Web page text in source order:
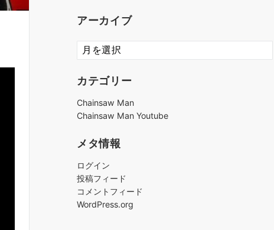
アーカイブ
ア
ー
イ
カテゴリー
Chainsaw Man
Chainsaw Man Youtube
メタ情報
ログイン
投稿フィード
コメントフィード
WordPress.org